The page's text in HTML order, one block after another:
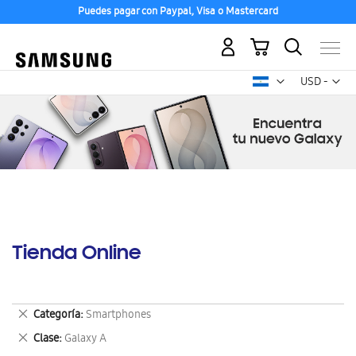
Puedes pagar con Paypal, Visa o Mastercard
USD -
dólar
Mi carrito
Tienda Online
Categoría Smartphones
Eliminar
este
artículo
Clase Galaxy A
Eliminar